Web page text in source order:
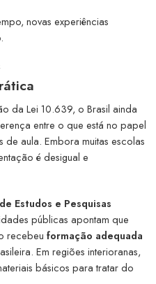
novas experiências
da Lei 10.639, o Brasil ainda
entre o que está no papel
aula. Embora muitas escolas
é desigual e
Estudos e Pesquisas
públicas apontam que
recebeu formação adequada
Em regiões interioranas,
básicos para tratar do